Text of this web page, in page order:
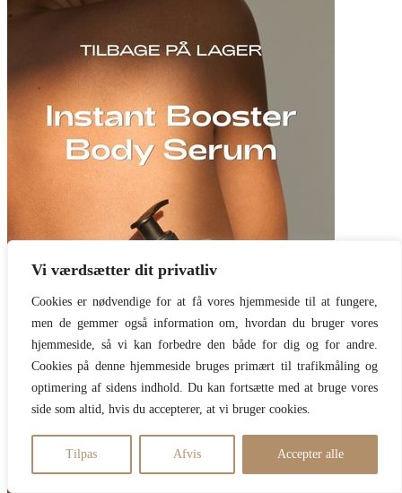
Vi værdsætter dit privatliv
Cookies er nødvendige for at få vores hjemmeside til at fungere,
men de gemmer også information om, hvordan du bruger vores
hjemmeside, så vi kan forbedre den både for dig og for andre.
Cookies på denne hjemmeside bruges primært til trafikmåling og
optimering af sidens indhold. Du kan fortsætte med at bruge vores
side som altid, hvis du accepterer, at vi bruger cookies.
Tilpas Afvis Accepter alle